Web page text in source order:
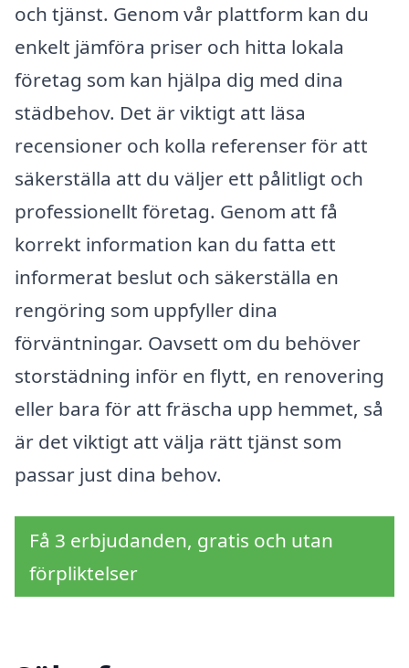
och tjänst. Genom vår plattform kan du
enkelt jämföra priser och hitta lokala
företag som kan hjälpa dig med dina
städbehov. Det är viktigt att läsa
recensioner och kolla referenser för att
säkerställa att du väljer ett pålitligt och
professionellt företag. Genom att få
korrekt information kan du fatta ett
informerat beslut och säkerställa en
rengöring som uppfyller dina
förväntningar. Oavsett om du behöver
storstädning inför en flytt, en renovering
eller bara för att fräscha upp hemmet, så
är det viktigt att välja rätt tjänst som
passar just dina behov.
Få 3 erbjudanden, gratis och utan
förpliktelser